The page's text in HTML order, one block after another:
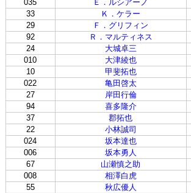
035
Ｅ．ルシアーノ
33
Ｋ．ケラー
29
Ｆ．グリフィン
92
Ｒ．マルティネス
24
大城卓三
010
大津綾也
10
甲斐拓也
022
亀田啓太
27
岸田行倫
94
喜多隆介
37
郡拓也
22
小林誠司
024
坂本達也
006
坂本勇人
67
山瀬慎之助
008
相澤白虎
55
秋広優人